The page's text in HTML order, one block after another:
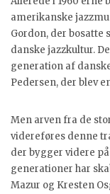
amerikanske
Gordon, der bosatte
danske jazzkultur.
generation af
Pedersen, der blev
Men arven fra de
videreføres denne
der bygger videre
generationer har
Mazur og Kresten